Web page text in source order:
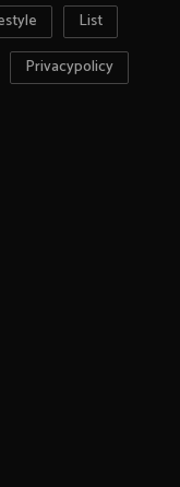
List
Privacypolicy